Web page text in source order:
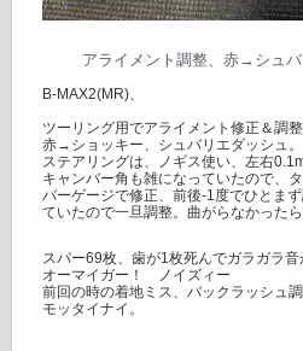
アライメント調整、赤→シュ
B-MAX2(MR)、
ツーリング用でアライメント修正＆調整
赤→ショッキー、シュバリエダッシュ。
ステアリングは、ノギス使い、左右
キャンバー角も雑になっていたので、
バーゲージで修正、前後-1度でひとま
ていたので一旦調整。曲がらなかったら
スパー69枚、歯が1枚死んでガラガラ音
オーマイガー！ ノイズィー
前回の時の着地ミス、バックラッシュ
モッタイナイ。